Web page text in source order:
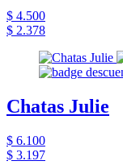
$ 4.500
$ 2.378
Chatas Julie
$ 6.100
$ 3.197